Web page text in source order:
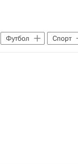
Футбол Спорт
по футболу 2026